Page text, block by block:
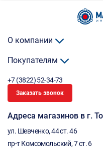
О компании
Покупателям
+7 (3822) 52-34-73
Заказать звонок
Адреса магазинов в г.
ул. Шевченко, 44 ст. 46
пр-т Комсомольский, 7 ст. 6